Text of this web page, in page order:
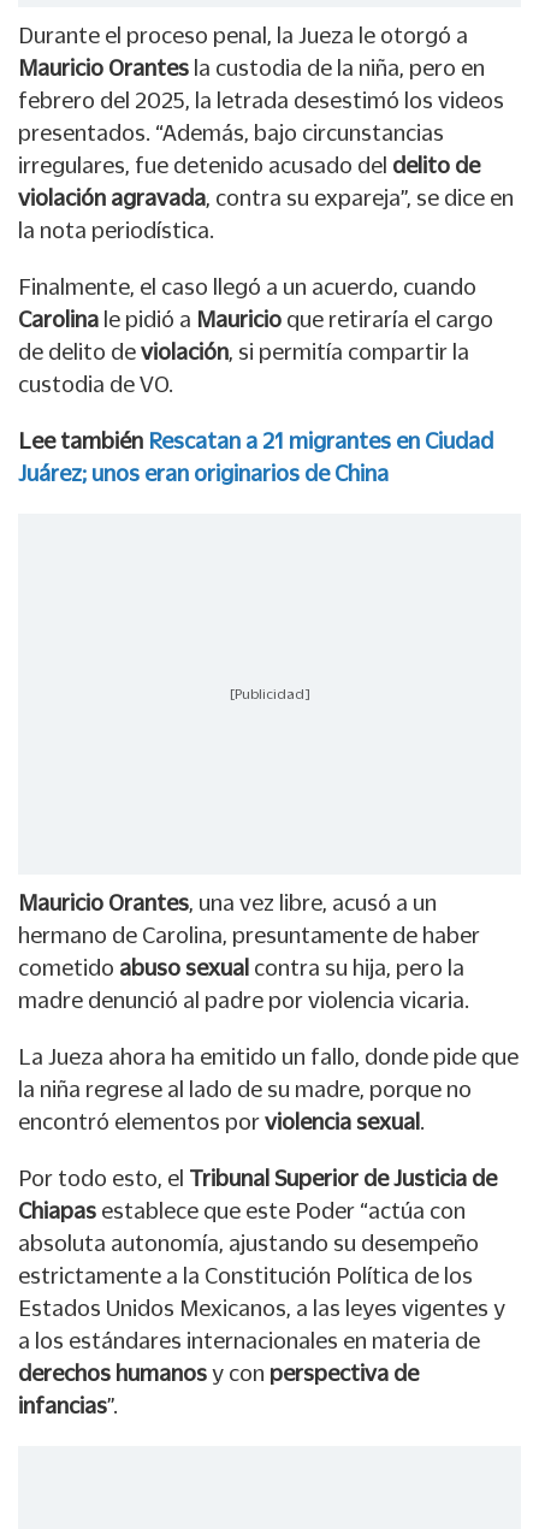
Durante el proceso penal, la Jueza le otorgó a
Mauricio Orantes la custodia de la niña, pero en
febrero del 2025, la letrada desestimó los videos
presentados. “Además, bajo circunstancias
irregulares, fue detenido acusado del delito de
violación agravada, contra su expareja”, se dice en
la nota periodística.
Finalmente, el caso llegó a un acuerdo, cuando
Carolina le pidió a Mauricio que retiraría el cargo
de delito de violación, si permitía compartir la
custodia de VO.
Lee también Rescatan a 21 migrantes en Ciudad
Juárez; unos eran originarios de China
[Publicidad]
Mauricio Orantes, una vez libre, acusó a un
hermano de Carolina, presuntamente de haber
cometido abuso sexual contra su hija, pero la
madre denunció al padre por violencia vicaria.
La Jueza ahora ha emitido un fallo, donde pide que
la niña regrese al lado de su madre, porque no
encontró elementos por violencia sexual .
Por todo esto, el Tribunal Superior de Justicia de
Chiapas establece que este Poder “actúa con
absoluta autonomía, ajustando su desempeño
estrictamente a la Constitución Política de los
Estados Unidos Mexicanos, a las leyes vigentes y
a los estándares internacionales en materia de
derechos humanos y con perspectiva de
infancias”.